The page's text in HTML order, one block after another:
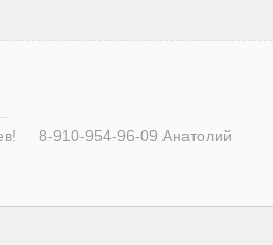
8-910-954-96-09 Анатолий